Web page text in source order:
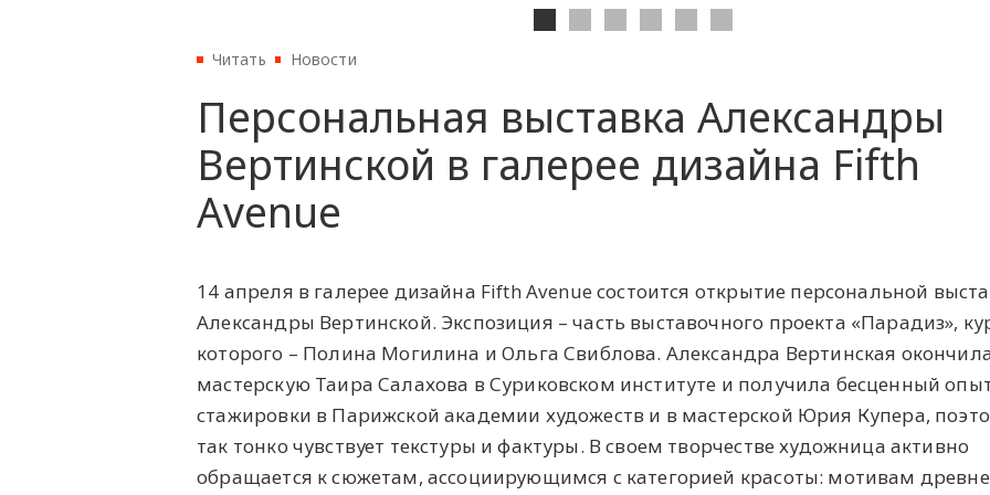
Читать Новости
Персональная выставка Александры
Вертинской в галерее дизайна Fifth
Avenue
14 апреля в галерее дизайна Fifth Avenue состоится открытие персональной
Александры Вертинской. Экспозиция – часть выставочного проекта «Парадиз»,
которого – Полина Могилина и Ольга Свиблова. Александра Вертинская
мастерскую Таира Салахова в Суриковском институте и получила бесценный
стажировки в Парижской академии художеств и в мастерской Юрия Купера,
так тонко чувствует текстуры и фактуры. В своем творчестве художница активно
обращается к сюжетам, ассоциирующимся с категорией красоты: мотивам